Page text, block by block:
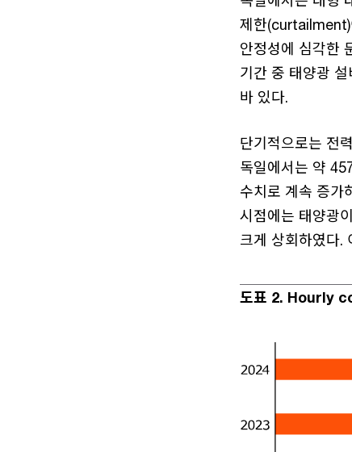
제한(curtailment)
안정성에 심각한
기간 중 태양광
바 있다.
단기적으로는 전
독일에서는 약
수치로 계속 증가
시점에는 태양광
크게 상회하였다.
도표 2. Hourly